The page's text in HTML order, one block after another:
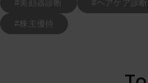
#美顔器診断 #ヘアケア診断
#株主優待